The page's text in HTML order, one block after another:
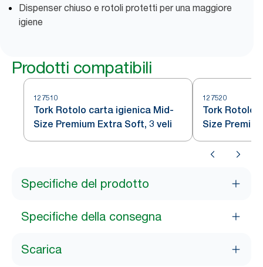
Dispenser chiuso e rotoli protetti per una maggiore
igiene
Prodotti compatibili
127510
Tork Rotolo carta igienica Mid-
Size Premium Extra Soft, 3 veli
127520
Tork Rotolo
Size
Specifiche del prodotto
Specifiche della consegna
Scarica